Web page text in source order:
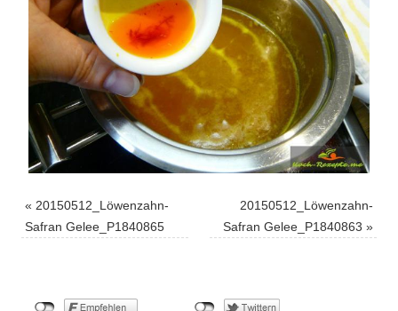
« 20150512_Löwenzahn-
Safran Gelee_P1840865
20150512_Löwenzahn-
Safran Gelee_P1840863 »